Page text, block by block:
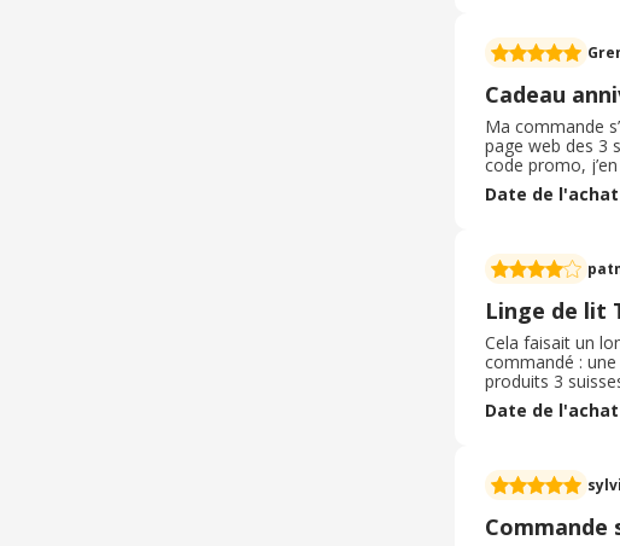
Cadeau
Ma commande
page web des 3
code promo,
pour sa
réponse.
Date de l'achat
Linge de lit
Cela faisait un
commandé :
produits 3
classique : 9. 99
produits reçus
Date de l'achat
Commande